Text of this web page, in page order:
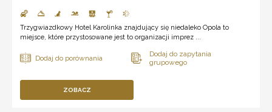
Trzygwiazdkowy Hotel Karolinka znajdujący się niedaleko Opola to
miejsce, które przystosowane jest to organizacji imprez ...
ZOBACZ